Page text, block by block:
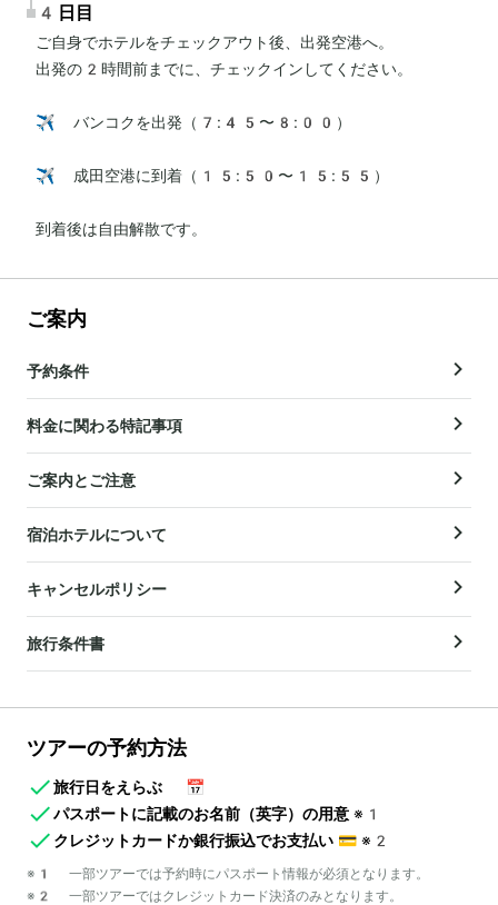
4日目
ご自身でホテルをチェックアウト後、出発空港へ。
出発の2時間前までに、チェックインしてください。
✈️ バンコクを出発（7:45〜8:00）
✈️ 成田空港に到着（15:50〜15:55）
到着後は自由解散です。
ご案内
予約条件
料金に関わる特記事項
ご案内とご注意
宿泊ホテルについて
キャンセルポリシー
旅行条件書
ツアーの予約方法
旅行日をえらぶ
📅
パスポートに記載のお名前（英字）の用意 ※1
クレジットカードか銀行振込でお支払い 💳 ※2
※1 一部ツアーでは予約時にパスポート情報が必須となります。
※2 一部ツアーではクレジットカード決済のみとなります。